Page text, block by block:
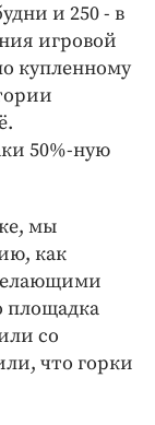
и 250 - в
игровой
купленному
50%-ную
мы
как
площадка
со
что горки